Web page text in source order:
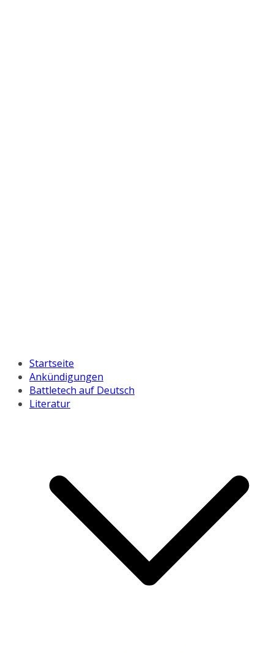
Startseite
Ankündigungen
Battletech auf Deutsch
Literatur